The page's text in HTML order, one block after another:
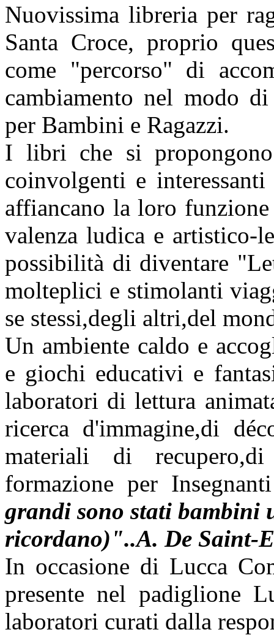
Nuovissima libreria per
Santa Croce, proprio
come "percorso" di
cambiamento nel modo
per Bambini e Ragazzi.
I libri che si
coinvolgenti e
affiancano la loro
valenza ludica e
possibilità di diventare
molteplici e stimolanti
se stessi,degli altri,del
Un ambiente caldo e
e giochi educativi e
laboratori di lettura
ricerca d'immagine,di
materiali di
formazione per
grandi sono stati bambini
ricordano)"..A. De Saint-
In occasione di Lucca
presente nel padiglione
laboratori curati dalla